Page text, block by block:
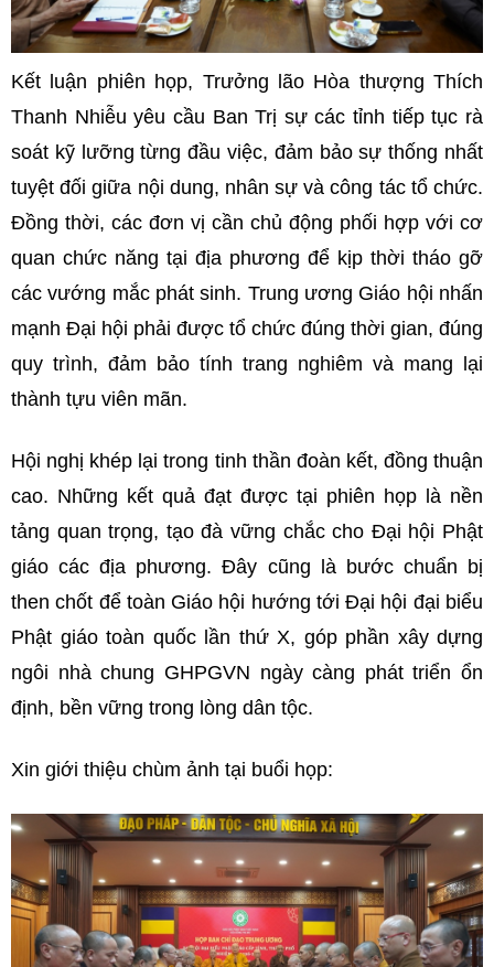
Kết luận phiên họp, Trưởng lão Hòa thượng Thích
Thanh Nhiễu yêu cầu Ban Trị sự các tỉnh tiếp tục rà
soát kỹ lưỡng từng đầu việc, đảm bảo sự thống nhất
tuyệt đối giữa nội dung, nhân sự và công tác tổ chức.
Đồng thời, các đơn vị cần chủ động phối hợp với cơ
quan chức năng tại địa phương để kịp thời tháo gỡ
các vướng mắc phát sinh. Trung ương Giáo hội nhấn
mạnh Đại hội phải được tổ chức đúng thời gian, đúng
quy trình, đảm bảo tính trang nghiêm và mang lại
thành tựu viên mãn.
Hội nghị khép lại trong tinh thần đoàn kết, đồng thuận
cao. Những kết quả đạt được tại phiên họp là nền
tảng quan trọng, tạo đà vững chắc cho Đại hội Phật
giáo các địa phương. Đây cũng là bước chuẩn bị
then chốt để toàn Giáo hội hướng tới Đại hội đại biểu
Phật giáo toàn quốc lần thứ X, góp phần xây dựng
ngôi nhà chung GHPGVN ngày càng phát triển ổn
định, bền vững trong lòng dân tộc.
Xin giới thiệu chùm ảnh tại buổi họp: